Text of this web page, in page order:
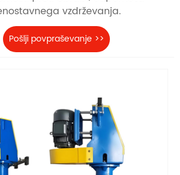
vzdrževanja.
Pošlji povpraševanje >>